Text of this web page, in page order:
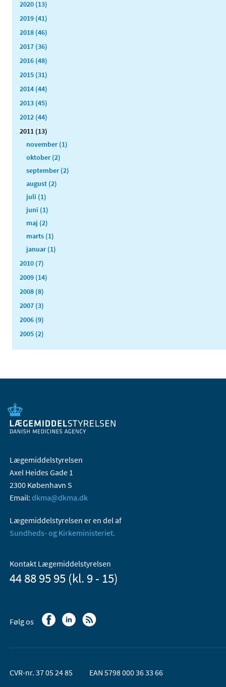
2020 (13)
2019 (41)
2018 (46)
2017 (36)
2016 (48)
2015 (31)
2014 (44)
2013 (45)
2012 (44)
2011 (13)
november (1)
oktober (2)
september (2)
august (2)
juli (1)
juni (1)
maj (2)
marts (1)
januar (1)
2010 (7)
2009 (14)
2008 (8)
2007 (3)
2006 (9)
2005 (2)
Lægemiddelstyrelsen
Axel Heides Gade 1
2300 København S
Email: dkma@dkma.dk
Lægemiddelstyrelsen er en del af
Sundheds- og Kirkeministeriet.
Kontakt Lægemiddelstyrelsen
44 88 95 95 (kl. 9 - 15)
Følg os
CVR-nr. 37 05 24 85 EAN 5798 000 36 33 66